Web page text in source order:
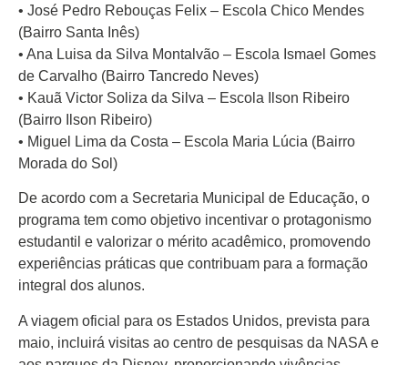
• José Pedro Rebouças Felix – Escola Chico Mendes
(Bairro Santa Inês)
• Ana Luisa da Silva Montalvão – Escola Ismael Gomes
de Carvalho (Bairro Tancredo Neves)
• Kauã Victor Soliza da Silva – Escola Ilson Ribeiro
(Bairro Ilson Ribeiro)
• Miguel Lima da Costa – Escola Maria Lúcia (Bairro
Morada do Sol)
De acordo com a Secretaria Municipal de Educação, o
programa tem como objetivo incentivar o protagonismo
estudantil e valorizar o mérito acadêmico, promovendo
experiências práticas que contribuam para a formação
integral dos alunos.
A viagem oficial para os Estados Unidos, prevista para
maio, incluirá visitas ao centro de pesquisas da NASA e